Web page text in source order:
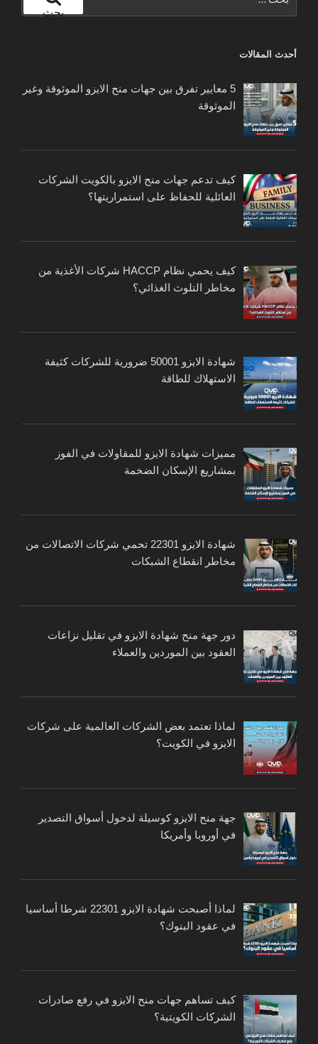
عن:
بحث
أحدث المقالات
5 معايير تفرق بين جهات منح الايزو الموثوقة وغير
الموثوقة
كيف تدعم جهات منح الايزو بالكويت الشركات
العائلية للحفاظ على استمراريتها؟
كيف يحمي نظام HACCP شركات الأغذية من
مخاطر التلوث الغذائي؟
شهادة الايزو 50001 ضرورية للشركات كثيفة
الاستهلاك للطاقة
مميزات شهادة الايزو للمقاولات في الفوز
بمشاريع الإسكان الضخمة
شهادة الايزو 22301 تحمي شركات الاتصالات من
مخاطر انقطاع الشبكات
دور جهة منح شهادة الايزو في تقليل نزاعات
العقود بين الموردين والعملاء
لماذا تعتمد بعض الشركات العالمية على شركات
الايزو في الكويت؟
جهة منح الايزو كوسيلة لدخول أسواق التصدير
في أوروبا وأمريكا
لماذا أصبحت شهادة الايزو 22301 شرطا أساسيا
في عقود البنوك؟
كيف تساهم جهات منح الايزو في رفع صادرات
الشركات الكويتية؟